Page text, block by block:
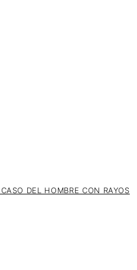
DEL HOMBRE CON RAYOS